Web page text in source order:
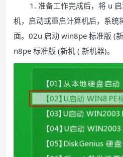
1. 准备工作完成后，将 u
机，启动或重启计算机后，系统
面。02u 启动 win8pe 标准版 (
n8pe 标准版 (新机 ( 新机器)。